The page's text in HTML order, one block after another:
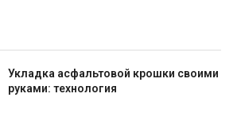
Укладка асфальтовой крошки своими
руками: технология